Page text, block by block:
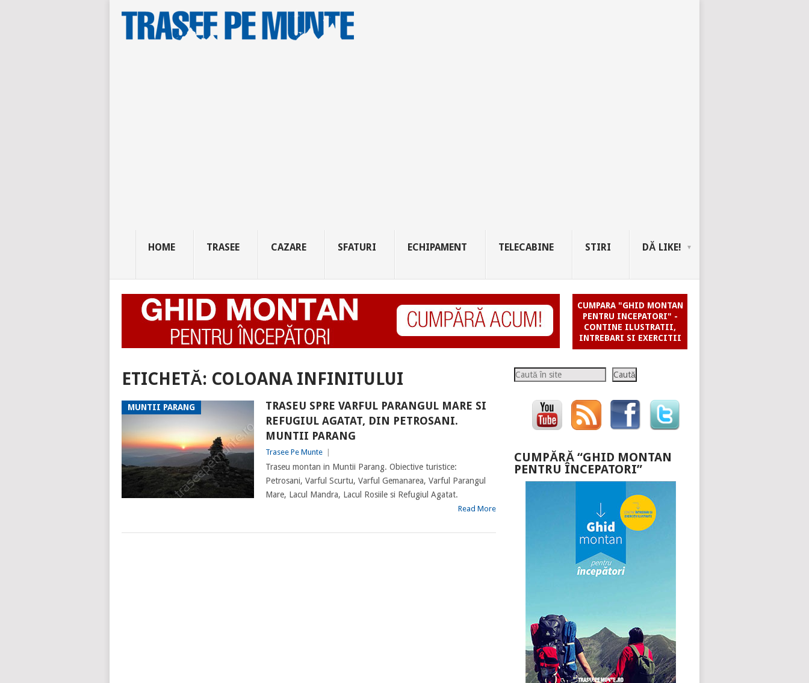
HOME TRASEE CAZARE SFATURI ECHIPAMENT TELECABINE STIRI DĂ LIKE!
CUMPARA "GHID MONTAN
PENTRU INCEPATORI" -
CONTINE ILUSTRATII,
INTREBARI SI EXERCITII
ETICHETĂ: COLOANA INFINITULUI
MUNTII PARANG
TRASEU SPRE VARFUL PARANGUL MARE SI
REFUGIUL AGATAT, DIN PETROSANI.
MUNTII PARANG
Trasee Pe Munte
Traseu montan in Muntii Parang. Obiective turistice:
Petrosani, Varful Scurtu, Varful Gemanarea, Varful Parangul
Mare, Lacul Mandra, Lacul Rosiile si Refugiul Agatat.
Read More
Caută Caută
CUMPĂRĂ “GHID MONTAN
PENTRU ÎNCEPATORI”